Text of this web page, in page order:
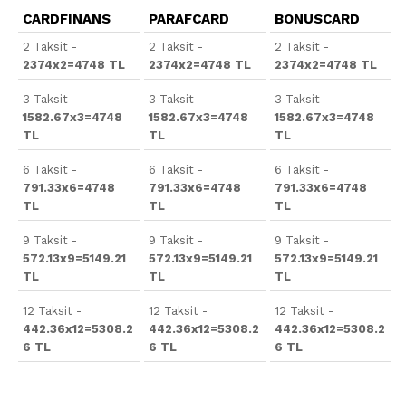
CARDFINANS
2 Taksit -
2374x2=4748 TL
3 Taksit -
1582.67x3=4748
TL
6 Taksit -
791.33x6=4748
TL
9 Taksit -
572.13x9=5149.21
TL
12 Taksit -
442.36x12=5308.2
6 TL
PARAFCARD
2 Taksit -
2374x2=4748 TL
3 Taksit -
1582.67x3=4748
TL
6 Taksit -
791.33x6=4748
TL
9 Taksit -
572.13x9=5149.21
TL
12 Taksit -
442.36x12=5308.2
6 TL
BONUSCARD
2 Taksit -
2374x2=4748 TL
3 Taksit -
1582.67x3=4748
TL
6 Taksit -
791.33x6=4748
TL
9 Taksit -
572.13x9=5149.21
TL
12 Taksit -
442.36x12=5308.2
6 TL